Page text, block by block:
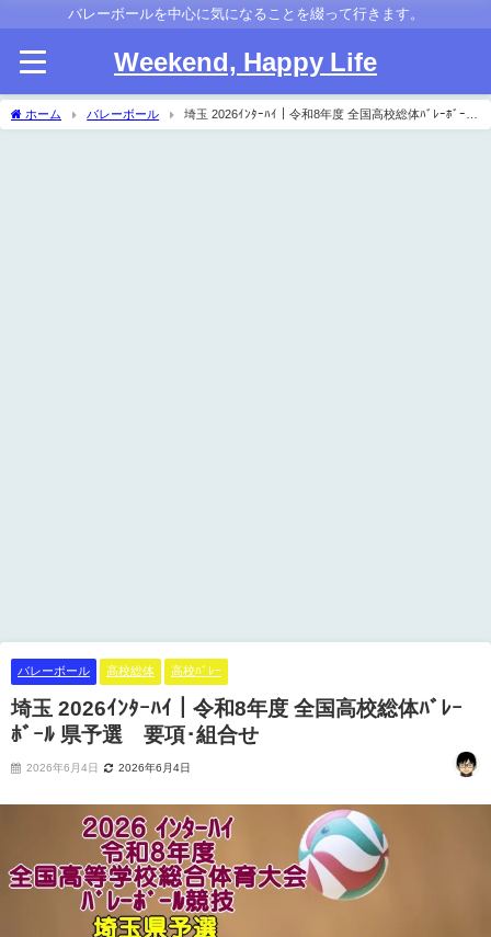
バレーボールを中心に気になることを綴って行きます。
Weekend, Happy Life
ホーム バレーボール
埼玉 2026ｲﾝﾀｰﾊｲ｜令和8年度 全国高校総体ﾊﾞﾚｰﾎﾞｰﾙ
県予選 要項･組合せ
バレーボール 高校総体 高校ﾊﾞﾚｰ
埼玉 2026ｲﾝﾀｰﾊｲ｜令和8年度 全国高校総体ﾊﾞﾚｰ
ﾎﾞｰﾙ 県予選 要項･組合せ
2026年6月4日 2026年6月4日